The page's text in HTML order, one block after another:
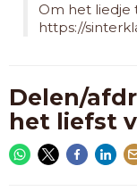
Om het liedje
https://
Delen/
het liefst